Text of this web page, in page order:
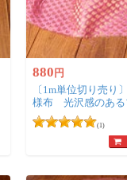
880 円
〔1m単位切り売り
様布 光沢感のある
糸の紋織 ペイズリ
(1)